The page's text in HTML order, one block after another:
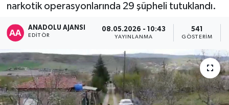
narkotik operasyonlarında 29 şüpheli tutuklandı.
ANADOLU AJANSI
EDITÖR
08.05.2026 - 10:43
YAYINLANMA
541
GÖSTERIM
İLÇELER
OTOPARK